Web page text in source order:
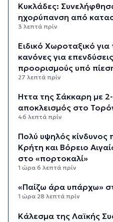
Κυκλάδες:
ηχορύπανση από
3 λεπτά πρίν
Ειδικό Χωροταξικό
κανόνες για
προορισμούς υπό
27 λεπτά πρίν
Ήττα της Σάκκαρη με
αποκλεισμός στο
46 λεπτά πρίν
Πολύ υψηλός κίνδυνος
Κρήτη και Βόρειο
στο «πορτοκαλί»
1 ώρα 6 λεπτά πρίν
«Παίζω άρα υπάρχω»
1 ώρα 28 λεπτά πρίν
Κάλεσμα της Λαϊκής